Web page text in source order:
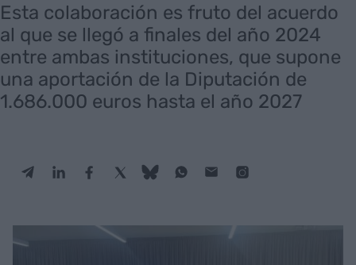
Esta colaboración es fruto del acuerdo
al que se llegó a finales del año 2024
entre ambas instituciones, que supone
una aportación de la Diputación de
1.686.000 euros hasta el año 2027